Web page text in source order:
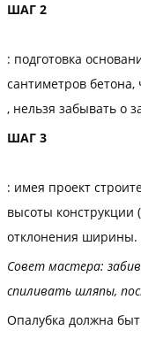
ШАГ 2
: подготовка
сантиметров
, нельзя забывать о
ШАГ 3
: имея проект
высоты
отклонения ширины.
Совет мастера:
спиливать шляпы,
Опалубка должна